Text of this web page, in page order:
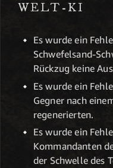
WELT-KI
Es wurde ein
Schwefelsand-
Rückzug keine
Es wurde ein
Gegner nach
regenerierten.
Es wurde ein
Kommandanten
der Schwelle des